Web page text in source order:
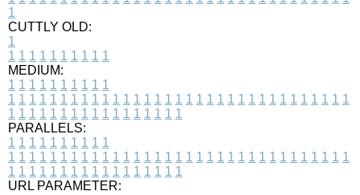
1
CUTTLY OLD:
1
1 1 1 1 1 1 1 1 1 1
MEDIUM:
1 1 1 1 1 1 1 1 1 1
1 1 1 1 1 1 1 1 1 1 1 1 1 1 1 1 1 1 1 1 1 1 1 1 1 1 1 1 1 1 1 1 1
1 1 1 1 1 1 1 1 1 1 1 1 1 1 1 1 1
PARALLELS:
1 1 1 1 1 1 1 1 1 1
1 1 1 1 1 1 1 1 1 1 1 1 1 1 1 1 1 1 1 1 1 1 1 1 1 1 1 1 1 1 1 1 1
1 1 1 1 1 1 1 1 1 1 1 1 1 1 1 1 1
URL PARAMETER: